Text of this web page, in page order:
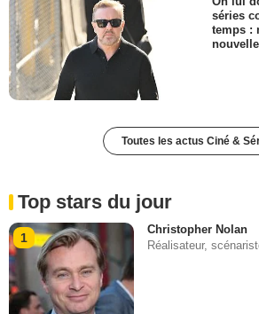
séries
temps :
Toutes les actus Ciné &
Top stars du jour
1
Christopher Nolan
Réalisateur,